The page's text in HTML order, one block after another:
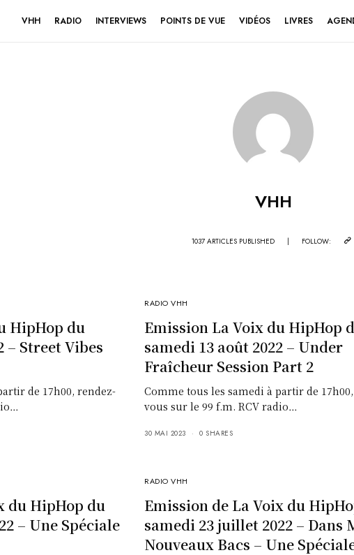
VHH RADIO INTERVIEWS POINTS DE VUE VIDÉOS LIVRES
VHH
1037 ARTICLES PUBLISHED | FOLLOW:
HipHop du
– Street Vibes
de 17h00, rendez-
RADIO VHH
Emission La Voix du HipHop
samedi 13 août 2022 – Under
Fraîcheur Session Part 2
Comme tous les samedi à partir de
vous sur le 99 f.m. RCV radio…
30 MAI 2023 0 SHARES
du HipHop du
– Une Spéciale
RADIO VHH
Emission de La Voix du
samedi 23 juillet 2022 – Dans
Nouveaux Bacs – Une